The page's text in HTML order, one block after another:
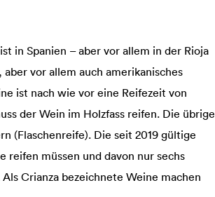
in Spanien – aber vor allem in der Rioja
vor allem auch amerikanisches
ist nach wie vor eine Reifezeit von
der Wein im Holzfass reifen. Die übrige
(Flaschenreife). Die seit 2019 gültige
reifen müssen und davon nur sechs
Crianza bezeichnete Weine machen